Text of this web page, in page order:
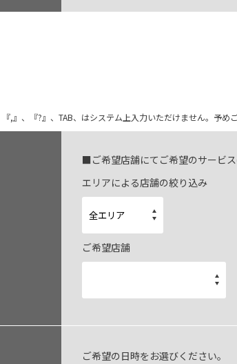
,』、『?』、TAB、はシステム上入力いただけません。予めご
■ご希望店舗にてご希望のサービ
エリアによる店舗の絞り込み
ご希望店舗
ご希望の日時をお選びください。